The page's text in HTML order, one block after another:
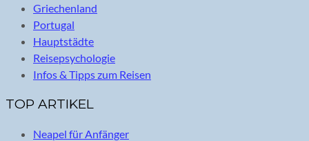
Griechenland
Portugal
Hauptstädte
Reisepsychologie
Infos & Tipps zum Reisen
TOP ARTIKEL
Neapel für Anfänger